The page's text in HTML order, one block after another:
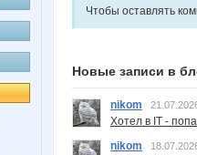
Чтобы оставлять
Новые записи в
nikom
Хотел в IT -
nikom